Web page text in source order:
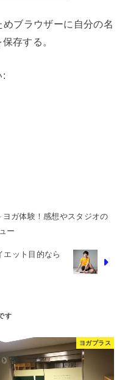
ブラウザーに自分の名
存する。
:
ガ体験！感想やスタジオの
ー
エット目的なら
ヨガプラス